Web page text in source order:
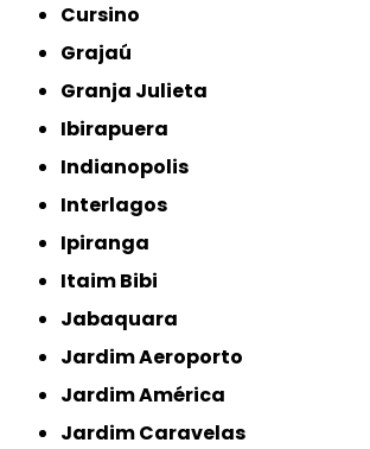
Cursino
Grajaú
Granja Julieta
Ibirapuera
Indianopolis
Interlagos
Ipiranga
Itaim Bibi
Jabaquara
Jardim Aeroporto
Jardim América
Jardim Caravelas